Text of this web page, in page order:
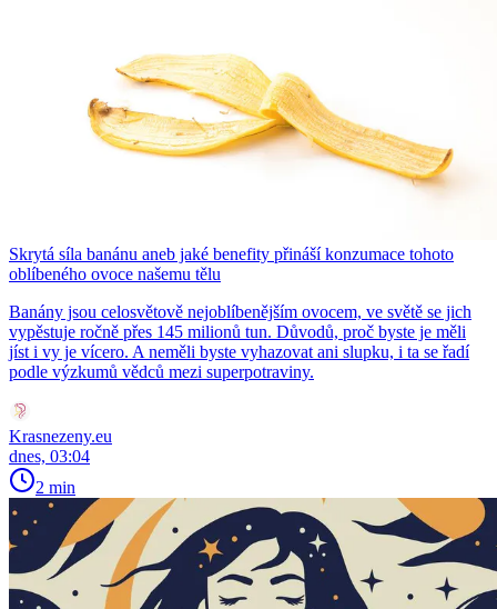
Skrytá síla banánu aneb jaké benefity přináší konzumace tohoto
oblíbeného ovoce našemu tělu
Banány jsou celosvětově nejoblíbenějším ovocem, ve světě se jich
vypěstuje ročně přes 145 milionů tun. Důvodů, proč byste je měli
jíst i vy je vícero. A neměli byste vyhazovat ani slupku, i ta se řadí
podle výzkumů vědců mezi superpotraviny.
Krasnezeny.eu
dnes, 03:04
2 min